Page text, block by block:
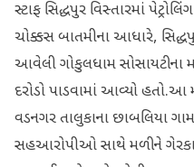
સ્ટાફ સિદ્ધપુર વિસ્તારમાં
ચોક્કસ બાતમીના આધારે,
આવેલી ગોકુલધામ સોસાયટીના
દરોડો પાડવામાં આવ્યો
વડનગર તાલુકાના છાબલિયા
સહઆરોપીઓ સાથે મળીને